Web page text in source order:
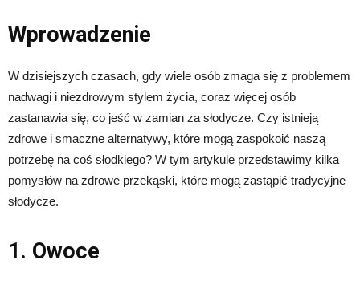
Wprowadzenie
W dzisiejszych czasach, gdy wiele osób zmaga się z problemem
nadwagi i niezdrowym stylem życia, coraz więcej osób
zastanawia się, co jeść w zamian za słodycze. Czy istnieją
zdrowe i smaczne alternatywy, które mogą zaspokoić naszą
potrzebę na coś słodkiego? W tym artykule przedstawimy kilka
pomysłów na zdrowe przekąski, które mogą zastąpić tradycyjne
słodycze.
1. Owoce